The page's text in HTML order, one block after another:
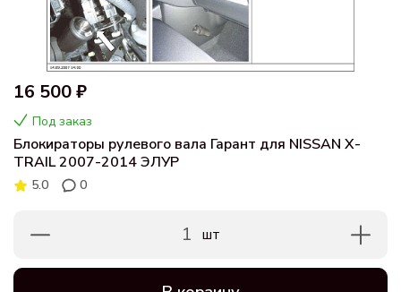
16 500 ₽
Под заказ
Блокираторы рулевого вала Гарант для NISSAN X-
TRAIL 2007-2014 ЭЛУР
5.0 0
1 шт